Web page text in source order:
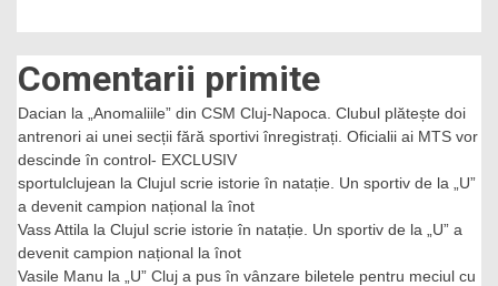
Comentarii primite
Dacian la
„Anomaliile” din CSM Cluj-Napoca. Clubul plătește doi
antrenori ai unei secții fără sportivi înregistrați. Oficialii ai MTS vor
descinde în control- EXCLUSIV
sportulclujean la Clujul scrie istorie în natație. Un sportiv de la „U”
a devenit campion național la înot
Vass Attila la Clujul scrie istorie în natație. Un sportiv de la „U” a
devenit campion național la înot
Vasile Manu la
„U” Cluj a pus în vânzare biletele pentru meciul cu